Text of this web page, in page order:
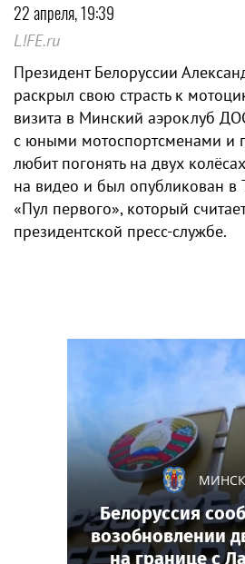
22 апреля, 19:39
L!FE.ru
Президент Белоруссии
раскрыл свою страсть к
визита в Минский аэроклуб
с юными мотоспортсменами и
любит погонять на двух
на видео и был опубликован в
«Пул первого», который
президентской пресс-службе.
МИНСК
Белоруссия
возобновлении
на границе с